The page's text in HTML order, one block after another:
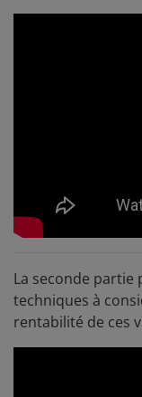
La seconde partie
techniques à
rentabilité de ces